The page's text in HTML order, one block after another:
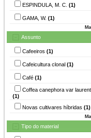
ESPINDULA, M. C. (1)
GAMA, W. (1)
Assunto
Cafeeiros (1)
Cafeicultura clonal (1)
Café (1)
Coffea canephora var
(1)
Novas cultivares híbridas (1)
Tipo do material